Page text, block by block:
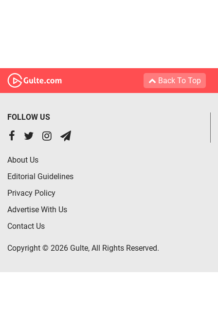
Back To Top
FOLLOW US
About Us
Editorial Guidelines
Privacy Policy
Advertise With Us
Contact Us
Copyright © 2026 Gulte, All Rights Reserved.